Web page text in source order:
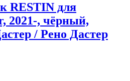
RESTIN для
2021-, чёрный,
/ Рено Дастер